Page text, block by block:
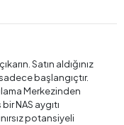
Satın aldığınız
başlangıçtır.
Merkezinden
NAS aygıtı
potansiyeli